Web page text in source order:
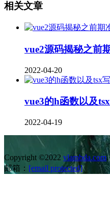
相关文章
vue2源码揭秘之前
2022-04-20
vue3的h函数以及
2022-04-19
Copyright ©2022 vlambda.com
邮箱： [email protected]